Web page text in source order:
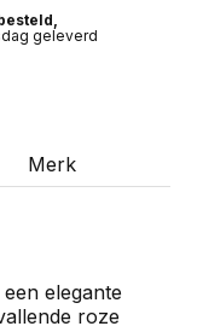
geleverd
Merk
elegante
roze